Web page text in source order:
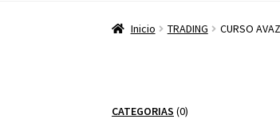
Inicio TRADING CURSO
CATEGORIAS 00